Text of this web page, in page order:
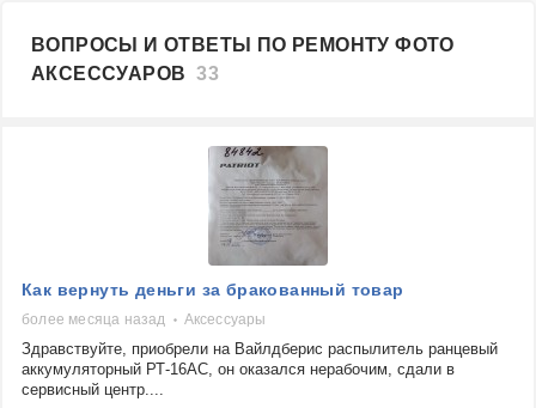
ВОПРОСЫ И ОТВЕТЫ ПО РЕМОНТУ ФОТО
АКСЕССУАРОВ33
Как вернуть деньги за бракованный товар
более месяца назад Аксессуары
Здравствуйте, приобрели на Вайлдберис распылитель ранцевый
аккумуляторный РТ-16АС, он оказался нерабочим, сдали в
сервисный центр....